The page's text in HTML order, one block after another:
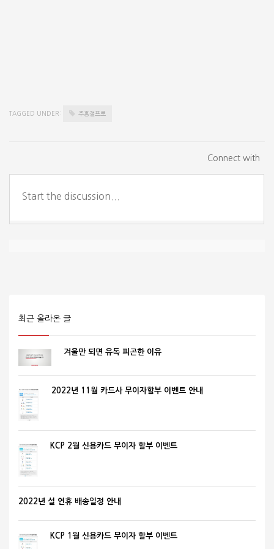
TAGGED UNDER: 주흥철프로
Connect with
최근 올라온 글
겨울만 되면 유독 피곤한 이유
2022년 11월 카드사 무이자할부 이벤트 안내
KCP 2월 신용카드 무이자 할부 이벤트
2022년 설 연휴 배송일정 안내
KCP 1월 신용카드 무이자 할부 이벤트